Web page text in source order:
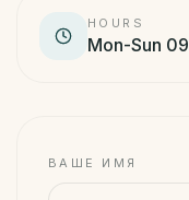
HOURS
Mon-Sun
ВАШЕ ИМЯ